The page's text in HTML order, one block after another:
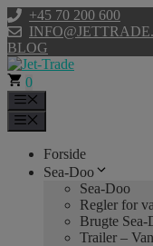
Hop
til
indhold
+45 70 200 600
BLOG
0
Forside
Sea-Doo
Sea-Doo
Regler for
Brugte Sea-
Trailer –